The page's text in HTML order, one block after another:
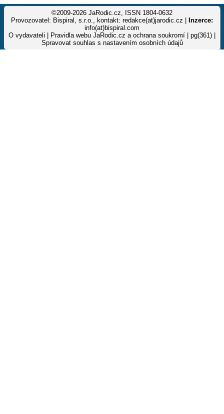
©2009-2026 JaRodic.cz, ISSN 1804-0632
Provozovatel: Bispiral, s.r.o., kontakt: redakce(at)jarodic.cz |
Inzerce:
info(at)bispiral.com
O vydavateli
Pravidla webu JaRodic.cz a ochrana soukromí | pg(361) |
Spravovat souhlas s nastavením osobních údajů